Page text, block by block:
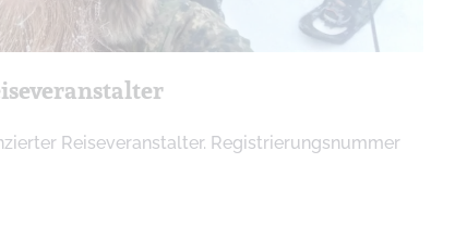
Reiseveranstalter. Registrierungsnummer